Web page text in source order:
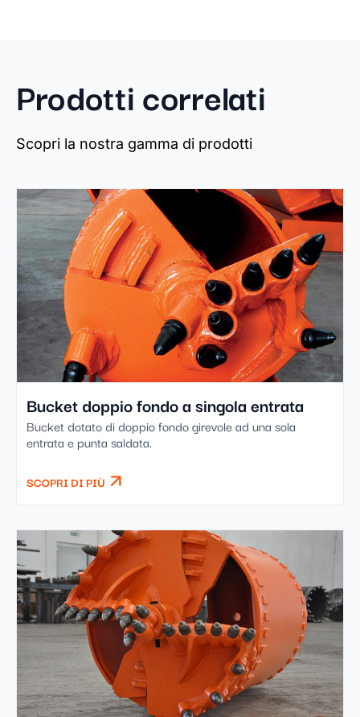
Prodotti correlati
Scopri la nostra gamma di prodotti
Bucket doppio fondo a singola entrata
Bucket dotato di doppio fondo girevole ad una sola
entrata e punta saldata.
SCOPRI DI PIÙ